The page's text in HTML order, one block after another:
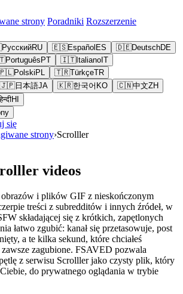
strony Poradniki Rozszerzenie
РусскийRU 🇪🇸Español ES 🇩🇪DeutschDE
Português PT 🇮🇹Italiano IT
Polski PL 🇹🇷TürkçeTR
🇯🇵日本語JA 🇰🇷한국어 KO 🇨🇳中文ZH
HI
się
strony›Scrolller
videos
obrazów i plików GIF z nieskończonym
treści z subredditów i innych źródeł, w
składającej się z krótkich, zapętlonych
łatwo zgubić: kanał się przetasowuje, post
a te kilka sekund, które chciałeś
zawsze zagubione. FSAVED pozwala
z serwisu Scrolller jako czysty plik, który
do prywatnego oglądania w trybie